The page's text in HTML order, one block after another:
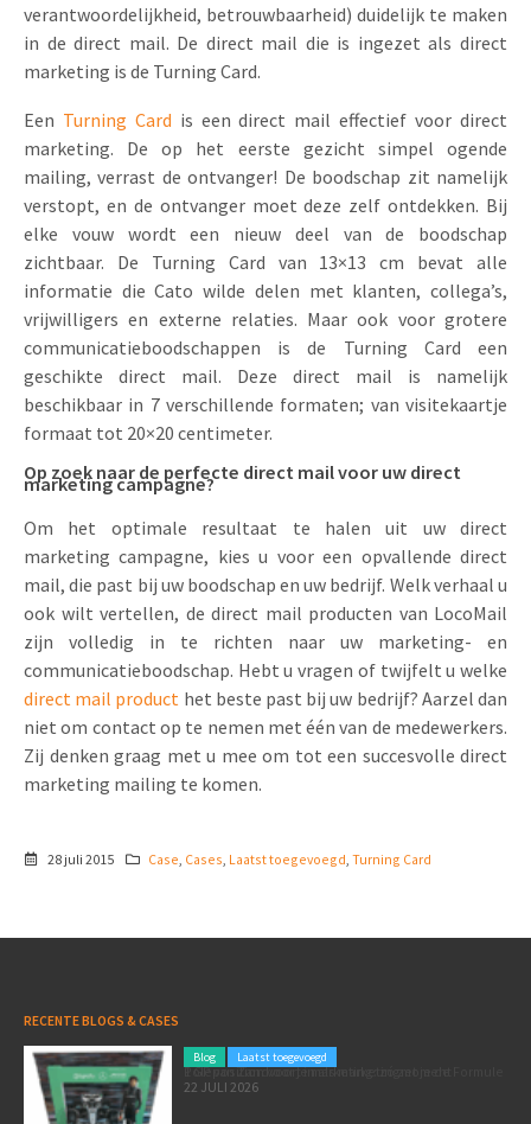
verantwoordelijkheid, betrouwbaarheid) duidelijk te maken
in de direct mail. De direct mail die is ingezet als direct
marketing is de Turning Card.
Een Turning Card is een direct mail effectief voor direct
marketing. De op het eerste gezicht simpel ogende
mailing, verrast de ontvanger! De boodschap zit namelijk
verstopt, en de ontvanger moet deze zelf ontdekken. Bij
elke vouw wordt een nieuw deel van de boodschap
zichtbaar. De Turning Card van 13×13 cm bevat alle
informatie die Cato wilde delen met klanten, collega’s,
vrijwilligers en externe relaties. Maar ook voor grotere
communicatieboodschappen is de Turning Card een
geschikte direct mail. Deze direct mail is namelijk
beschikbaar in 7 verschillende formaten; van visitekaartje
formaat tot 20×20 centimeter.
Op zoek naar de perfecte direct mail voor uw direct
marketing campagne?
Om het optimale resultaat te halen uit uw direct
marketing campagne, kies u voor een opvallende direct
mail, die past bij uw boodschap en uw bedrijf. Welk verhaal u
ook wilt vertellen, de direct mail producten van LocoMail
zijn volledig in te richten naar uw marketing- en
communicatieboodschap. Hebt u vragen of twijfelt u welke
direct mail product het beste past bij uw bedrijf? Aarzel dan
niet om contact op te nemen met één van de medewerkers.
Zij denken graag met u mee om tot een succesvolle direct
marketing mailing te komen.
28 juli 2015 Case, Cases, Laatst toegevoegd,Turning Card
RECENTE BLOGS & CASES
Blog Laatst toegevoegd
Poleposition voor je marketing: zó zet je de Formule 1 GP van Zandvoort in als marketingmoment
22 JULI 2026